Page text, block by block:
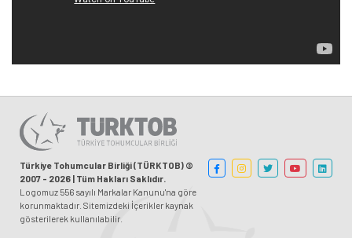
Türkiye Tohumcular Birliği (TÜRKTOB) ©
2007 - 2026 | Tüm Hakları Saklıdır.
Logomuz 556 sayılı Markalar Kanunu'na göre
korunmaktadır. Sitemizdeki İçerikler kaynak
gösterilerek kullanılabilir.